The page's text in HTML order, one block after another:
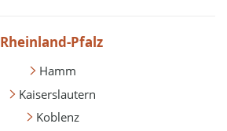
Rheinland-Pfalz
Hamm
Kaiserslautern
Koblenz